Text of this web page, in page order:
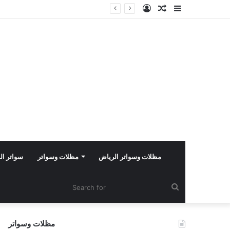
Sidebar
Random
Log
سواتر مظلات وسواتر مظلات وسواتر الرياض
for
مظلات وسواتر